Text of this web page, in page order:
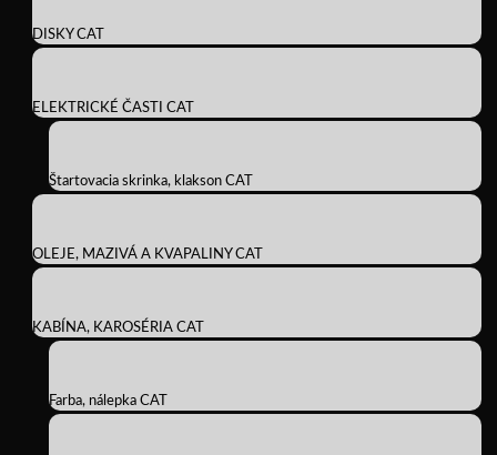
DISKY CAT
ELEKTRICKÉ ČASTI CAT
Štartovacia skrinka, klakson CAT
OLEJE, MAZIVÁ A KVAPALINY CAT
KABÍNA, KAROSÉRIA CAT
Farba, nálepka CAT